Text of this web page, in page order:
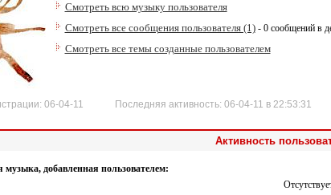
Смотреть всю музыку пользователя
Смотреть все сообщения пользователя (1)- 0 сообщений в
Смотреть все темы созданные пользователем
06-04-11 Последняя активность: 06-04-11 в 22:53:31
Активность
музыка, добавленная пользователем: